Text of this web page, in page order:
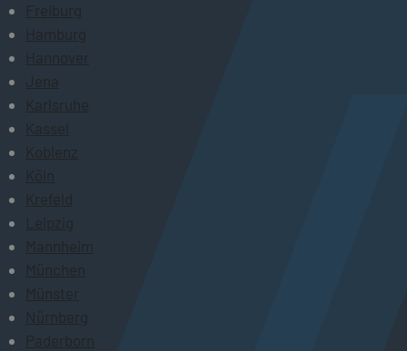
Freiburg
Hamburg
Hannover
Jena
Karlsruhe
Kassel
Koblenz
Köln
Krefeld
Leipzig
Mannheim
München
Münster
Nürnberg
Paderborn